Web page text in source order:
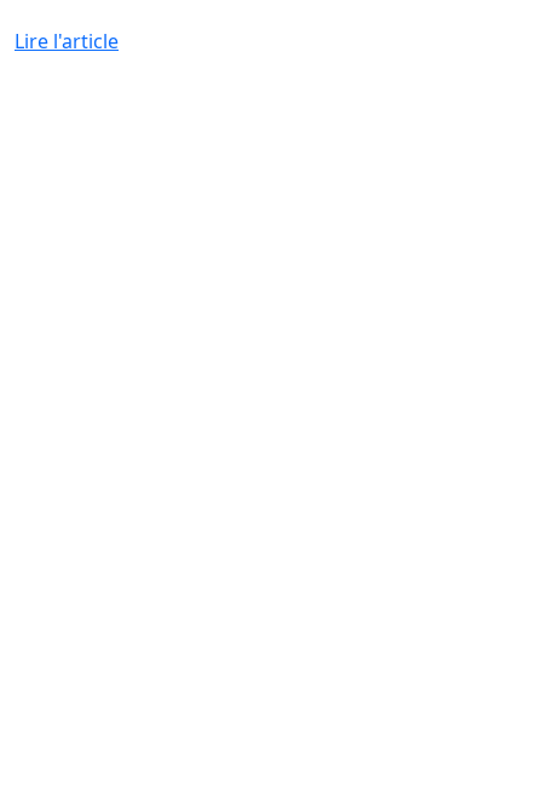
Lire l'article